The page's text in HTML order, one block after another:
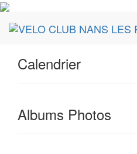
Calendrier
Albums Photos